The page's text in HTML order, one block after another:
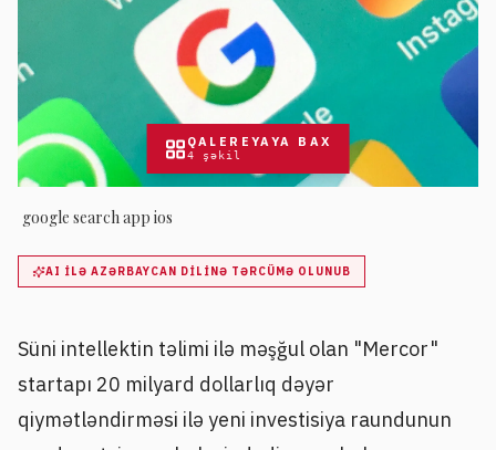
QALEREYAYA BAX
4 şəkil
google search app ios
AI ILƏ AZƏRBAYCAN DILINƏ TƏRCÜMƏ OLUNUB
Süni intellektin təlimi ilə məşğul olan "Mercor"
startapı 20 milyard dollarlıq dəyər
qiymətləndirməsi ilə yeni investisiya raundunun